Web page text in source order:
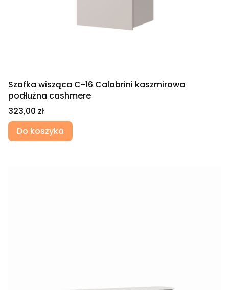
Szafka wisząca C-16 Calabrini kaszmirowa
podłużna cashmere
Cena
323,00 zł
Do koszyka